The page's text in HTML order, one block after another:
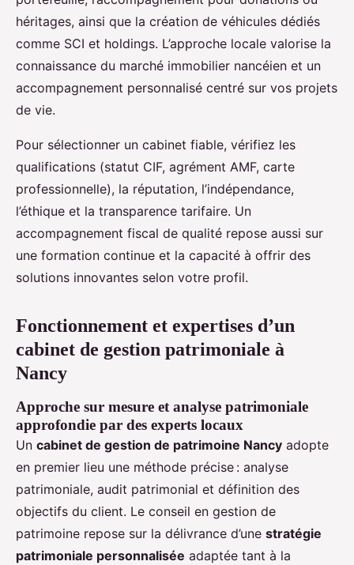
héritages, ainsi que la création de véhicules dédiés
comme SCI et holdings. L’approche locale valorise la
connaissance du marché immobilier nancéien et un
accompagnement personnalisé centré sur vos projets
de vie.
Pour sélectionner un cabinet fiable, vérifiez les
qualifications (statut CIF, agrément AMF, carte
professionnelle), la réputation, l’indépendance,
l’éthique et la transparence tarifaire. Un
accompagnement fiscal de qualité repose aussi sur
une formation continue et la capacité à offrir des
solutions innovantes selon votre profil.
Fonctionnement et expertises d’un
cabinet de gestion patrimoniale à
Nancy
Approche sur mesure et analyse patrimoniale
approfondie par des experts locaux
Un cabinet de gestion de patrimoine Nancy adopte
en premier lieu une méthode précise : analyse
patrimoniale, audit patrimonial et définition des
objectifs du client. Le conseil en gestion de
patrimoine repose sur la délivrance d’une stratégie
patrimoniale personnalisée adaptée tant à la